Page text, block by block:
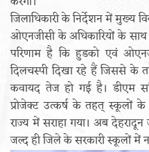
जिलाधिकारी के निर्देशन में मुख्य
ओएनजीसी के अधिकारियों के
परिणाम है कि हुडको एवं
दिलचस्पी दिखा रहे हैं जिससे
कवायद तेज हो गई है। डीएम
प्रोजेक्ट उत्कर्ष के तहत् स्कूलों
राज्य में सराहा गया। अब
जल्द ही जिले के सरकारी स्कूलों में